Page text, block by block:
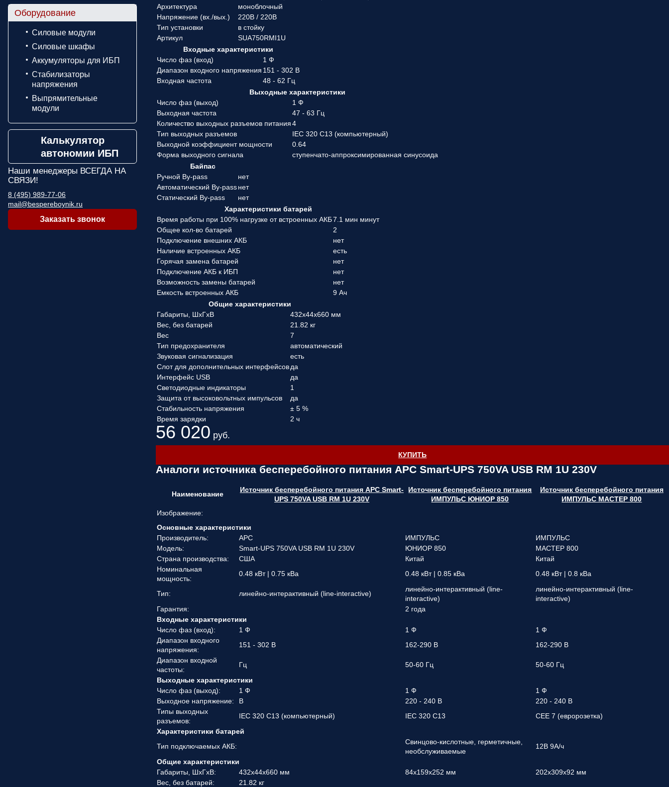
Оборудование
Силовые модули
Силовые шкафы
Аккумуляторы для ИБП
Стабилизаторы
напряжения
Выпрямительные
модули
Калькулятор
автономии ИБП
Наши менеджеры ВСЕГДА НА
СВЯЗИ!
8 (495) 989-77-06
mail@bespereboynik.ru
Заказать звонок
Архитектура
моноблочный
Напряжение (вx./вых.)
220В / 220В
Тип установки
в стойку
Артикул
SUA750RMI1U
Входные характеристики
Число фаз (вход)
1 Ф
Диапазон входного напряжения 151 - 302 В
Входная частота
48 - 62 Гц
Выходные характеристики
Число фаз (выход)
1 Ф
Выходная частота
47 - 63 Гц
Количество выходных разъемов питания 4
Тип выходных разъемов
IEC 320 C13 (компьютерный)
Выходной коэффициент мощности
0.64
Форма выходного сигнала
ступенчато-аппроксимированная синусоида
Байпас
Ручной By-pass
нет
Автоматический By-passнет
Статический By-pass
нет
Характеристики батарей
Время работы при 100% нагрузке от встроенных АКБ7.1 мин минут
Общее кол-во батарей
2
Подключение внешних АКБ
нет
Наличие встроенных АКБ
есть
Горячая замена батарей
нет
Подключение АКБ к ИБП
нет
Возможность замены батарей
нет
Емкость встроенных АКБ
9 Ач
Общие характеристики
Габариты, ШхГхВ
432x44x660 мм
Вес, без батарей
21.82 кг
Вес
7
Тип предохранителя
автоматический
Звуковая сигнализация
есть
Слот для дополнительных интерфейсовда
Интерфейс USB
да
Светодиодные индикаторы
1
Защита от высоковольтных импульсов
да
Стабильность напряжения
± 5 %
Время зарядки
2 ч
56 020 руб.
КУПИТЬ
Аналоги источника бесперебойного питания APC Smart-UPS 750VA USB RM 1U 230V
Наименование
Источник бесперебойного питания APC Smart-
UPS 750VA USB RM 1U 230V
Источник бесперебойного питания
ИМПУЛЬС ЮНИОР 850
Источник бесперебойного питания
ИМПУЛЬС МАСТЕР 800
Изображение:
Основные характеристики
Производитель:
APC ИМПУЛЬС
ИМПУЛЬС
Модель:
Smart-UPS 750VA USB RM 1U 230V ЮНИОР 850
МАСТЕР 800
Страна производства:
США Китай
Китай
Номинальная
мощность:
0.48 кВт | 0.75 кВа 0.48 кВт | 0.85 кВа 0.48 кВт | 0.8 кВа
Тип: линейно-интерактивный (line-interactive)
линейно-интерактивный (line-
interactive)
линейно-интерактивный (line-
interactive)
Гарантия:
2 года
Входные характеристики
Число фаз (вход):
1 Ф 1 Ф
1 Ф
Диапазон входного
напряжения:
151 - 302 В 162-290 В
162-290 В
Диапазон входной
частоты:
Гц 50-60 Гц
50-60 Гц
Выходные характеристики
Число фаз (выход):
1 Ф 1 Ф
1 Ф
Выходное напряжение:
В 220 - 240 В
220 - 240 В
Типы выходных
разъемов:
IEC 320 C13 (компьютерный) IEC 320 C13
CEE 7 (евророзетка)
Характеристики батарей
Тип подключаемых АКБ:
Свинцово-кислотные, герметичные,
необслуживаемые
12В 9А/ч
Общие характеристики
Габариты, ШхГхВ:
432x44x660 мм 84х159х252 мм
202x309x92 мм
Вес, без батарей:
21.82 кг